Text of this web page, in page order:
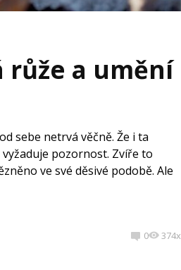
růže a umění
sebe netrvá věčně. Že i ta
pozornost. Zvíře to
ve své děsivé podobě. Ale
0 374x